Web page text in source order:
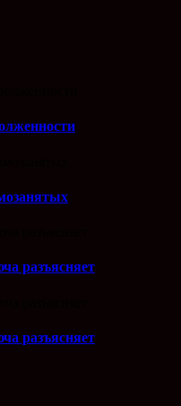
разъясняет
разъясняет